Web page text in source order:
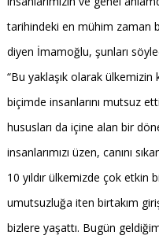
tarihindeki en mühim zaman
diyen İmamoğlu, şunları
“Bu yaklaşık olarak
biçimde insanlarını mutsuz
hususları da içine alan bir
insanlarımızı üzen, canını
10 yıldır ülkemizde çok etkin
umutsuzluğa iten birtakım
bizlere yaşattı. Bugün